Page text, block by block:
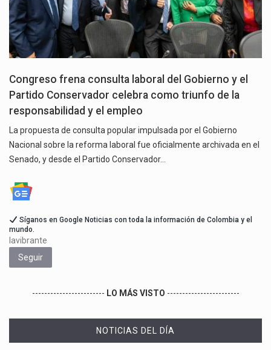
Congreso frena consulta laboral del Gobierno y el
Partido Conservador celebra como triunfo de la
responsabilidad y el empleo
La propuesta de consulta popular impulsada por el Gobierno
Nacional sobre la reforma laboral fue oficialmente archivada en el
Senado, y desde el Partido Conservador…
Síganos en Google Noticias con toda la información de Colombia y el
mundo.
lavibrante
Seguir
------------------------ LO MÁS VISTO ------------------------
NOTICIAS DEL DÍA